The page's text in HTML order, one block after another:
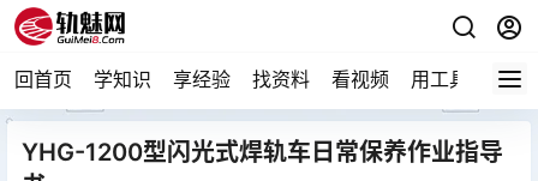
回首页 学知识 享经验 找资料 看视频 用工具 论技
YHG-1200型闪光式焊轨车日常保养作业指导